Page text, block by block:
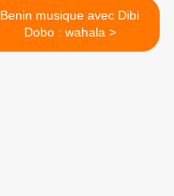
Benin musique avec ‪Dibi
Dobo : wahala‬ >